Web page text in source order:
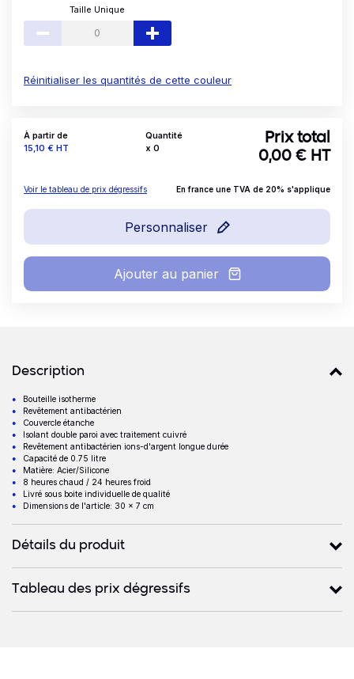
Taille Unique
Réinitialiser les quantités de cette couleur
À partir de
Prix
15,10 € HT
Quantité
x 0
Prix total
0,00 € HT
Voir le tableau de prix dégressifs En france une TVA de 20% s'applique
Personnaliser
Ajouter au panier
Détails produits
Description
Description
Bouteille isotherme
Revêtement antibactérien
Couvercle étanche
Isolant double paroi avec traitement cuivré
Revêtement antibactérien ions-d'argent longue durée
Capacité de 0.75 litre
Matière: Acier/Silicone
8 heures chaud / 24 heures froid
Livré sous boite individuelle de qualité
Dimensions de l'article: 30 x 7 cm
Détails du produit
Tableau des prix dégressifs